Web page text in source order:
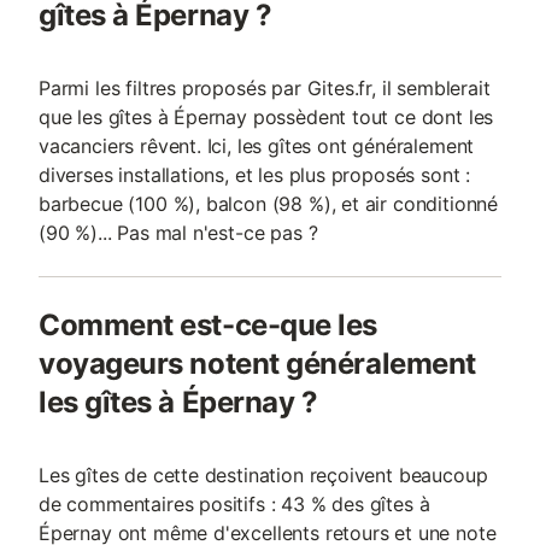
gîtes à Épernay ?
Parmi les filtres proposés par Gites.fr, il semblerait
que les gîtes à Épernay possèdent tout ce dont les
vacanciers rêvent. Ici, les gîtes ont généralement
diverses installations, et les plus proposés sont :
barbecue (100 %), balcon (98 %), et air conditionné
(90 %)... Pas mal n'est-ce pas ?
Comment est-ce-que les
voyageurs notent généralement
les gîtes à Épernay ?
Les gîtes de cette destination reçoivent beaucoup
de commentaires positifs : 43 % des gîtes à
Épernay ont même d'excellents retours et une note